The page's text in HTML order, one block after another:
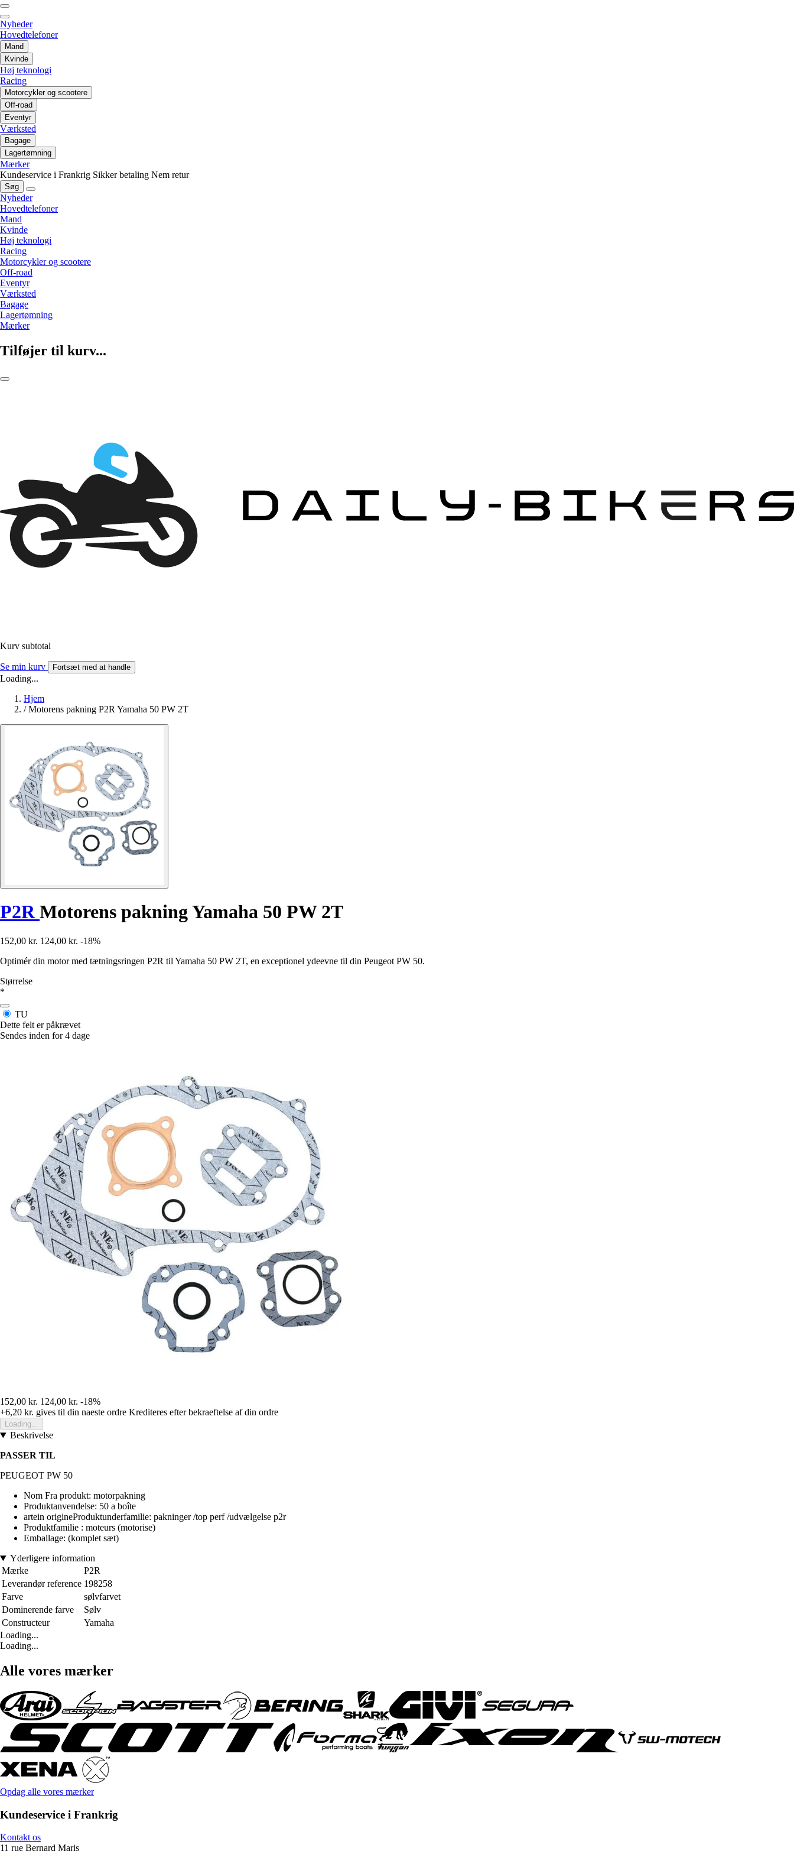
Nyheder
Hovedtelefoner
Mand
Kvinde
Høj teknologi
Racing
Motorcykler og scootere
Off-road
Eventyr
Værksted
Bagage
Lagertømning
Mærker
Kundeservice i Frankrig Sikker betaling Nem retur
Søg
Nyheder
Hovedtelefoner
Mand
Kvinde
Høj teknologi
Racing
Motorcykler og scootere
Off-road
Eventyr
Værksted
Bagage
Lagertømning
Mærker
Tilføjer til kurv...
Kurv subtotal
Se min kurv Fortsæt med at handle
Loading...
Hjem
/ Motorens pakning P2R Yamaha 50 PW 2T
P2RMotorens pakning Yamaha 50 PW 2T
152,00 kr. 124,00 kr. -18%
Optimér din motor med tætningsringen P2R til Yamaha 50 PW 2T, en exceptionel ydeevne til din Peugeot PW 50.
Størrelse
*
TU
Dette felt er påkrævet
Sendes inden for 4 dage
152,00 kr. 124,00 kr. -18%
+6,20 kr. gives til din naeste ordre Krediteres efter bekraeftelse af din ordre
Loading...
Beskrivelse
PASSER TIL
PEUGEOT PW 50
Nom Fra produkt: motorpakning
Produktanvendelse: 50 a boîte
artein origineProduktunderfamilie: pakninger /top perf /udvælgelse p2r
Produktfamilie : moteurs (motorise)
Emballage: (komplet sæt)
Yderligere information
Mærke
P2R
Leverandør reference 198258
Farve
sølvfarvet
Dominerende farve
Sølv
Constructeur
Yamaha
Loading...
Loading...
Alle vores mærker
Opdag alle vores mærker
Kundeservice i Frankrig
Kontakt os
11 rue Bernard Maris